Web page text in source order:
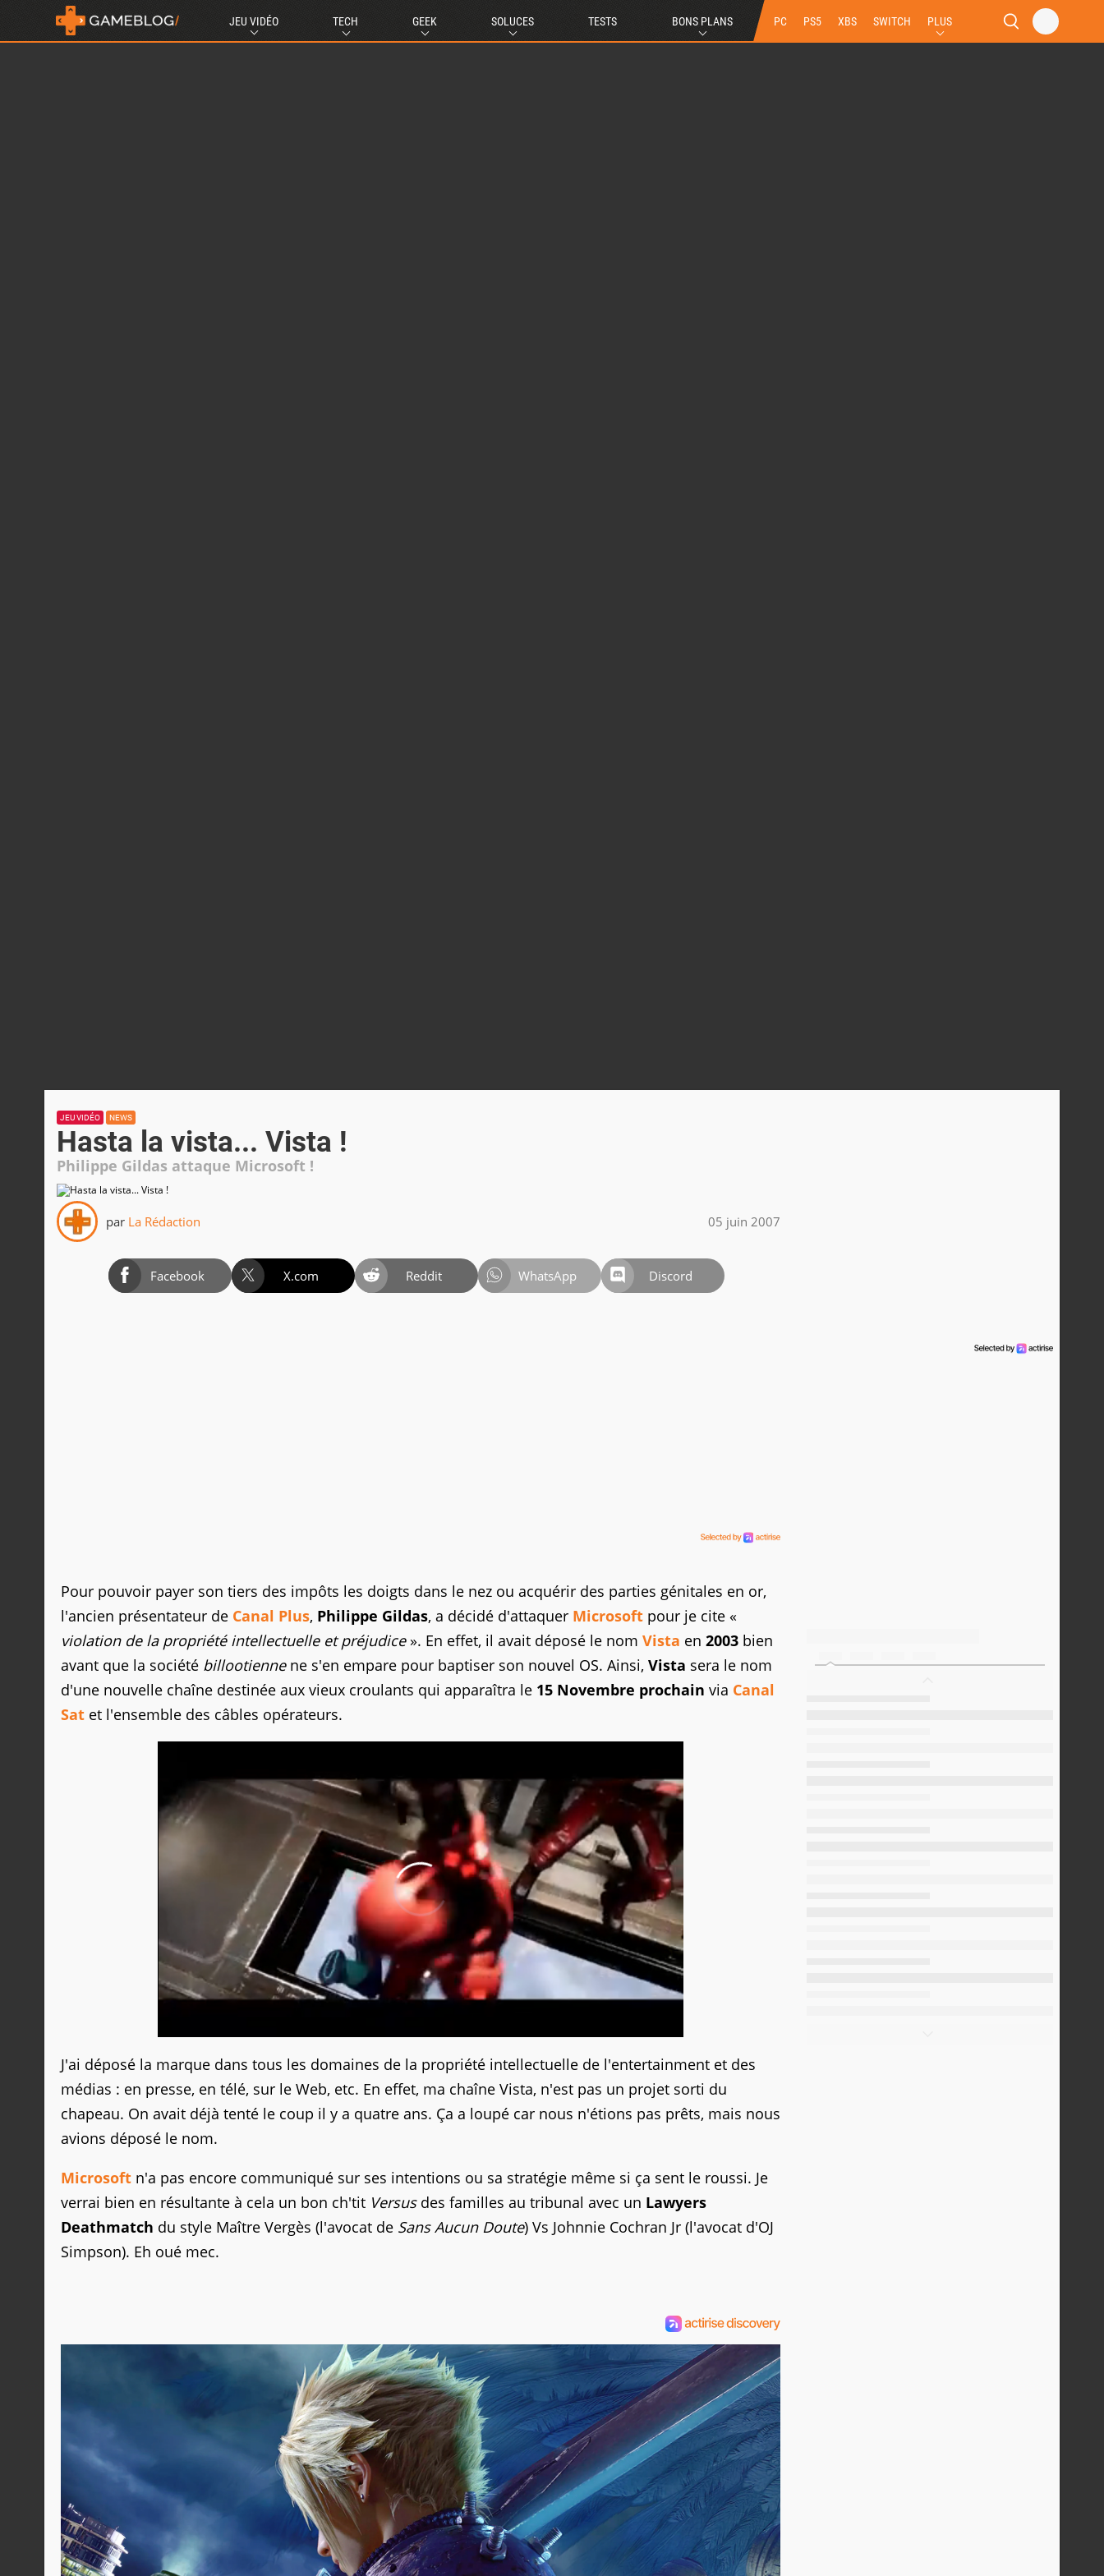
JEU VIDÉO TECH GEEK SOLUCES TESTS BONS PLANS PC PS5 XBS SWITCH PLUS
JEU VIDÉO NEWS
Hasta la vista... Vista !
Philippe Gildas attaque Microsoft !
par La Rédaction 05 juin 2007
Facebook X.com Reddit WhatsApp Discord
Pour pouvoir payer son tiers des impôts les doigts dans le nez ou acquérir des parties génitales en or,
l'ancien présentateur de Canal Plus, Philippe Gildas, a décidé d'attaquer Microsoft pour je cite «
violation de la propriété intellectuelle et préjudice». En effet, il avait déposé le nom Vista en 2003 bien
avant que la société billootiennene s'en empare pour baptiser son nouvel OS. Ainsi, Vista sera le nom
d'une nouvelle chaîne destinée aux vieux croulants qui apparaîtra le 15 Novembre prochain via Canal
Sat et l'ensemble des câbles opérateurs.
J'ai déposé la marque dans tous les domaines de la propriété intellectuelle de l'entertainment et des
médias : en presse, en télé, sur le Web, etc. En effet, ma chaîne Vista, n'est pas un projet sorti du
chapeau. On avait déjà tenté le coup il y a quatre ans. Ça a loupé car nous n'étions pas prêts, mais nous
avions déposé le nom.
Microsoft n'a pas encore communiqué sur ses intentions ou sa stratégie même si ça sent le roussi. Je
verrai bien en résultante à cela un bon ch'tit Versusdes familles au tribunal avec un Lawyers
Deathmatch du style Maître Vergès (l'avocat de Sans Aucun Doute) Vs Johnnie Cochran Jr (l'avocat d'OJ
Simpson). Eh oué mec.